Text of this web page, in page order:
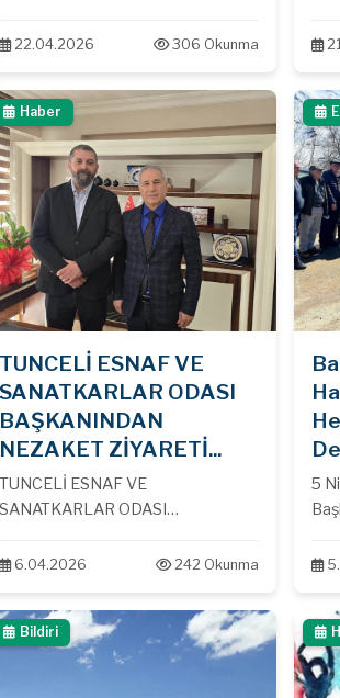
BELEDİYELERE
İÇİN VALİLİK VE BELEDİYELERE
22.04.2026 306 Okunma
Haber
TUNCELİ ESNAF VE
SANATKARLAR ODASI
BAŞKANINDAN
NEZAKET ZİYARETİ...
TUNCELİ ESNAF VE
SANATKARLAR ODASI
NEZAKET ZİYARETİ...
6.04.2026 242 Okunma
5
Bildiri